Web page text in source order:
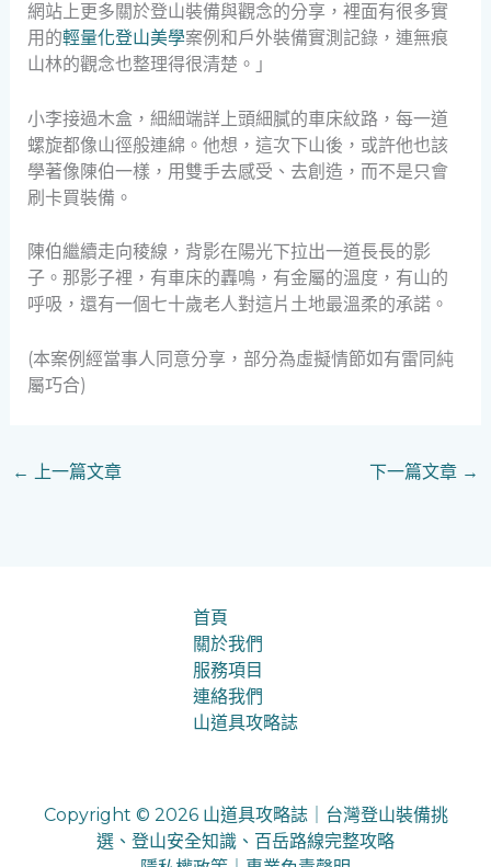
網站上更多關於登山裝備與觀念的分享，裡面有很多實
用的輕量化登山美學案例和戶外裝備實測記錄，連無痕
山林的觀念也整理得很清楚。」
小李接過木盒，細細端詳上頭細膩的車床紋路，每一道
螺旋都像山徑般連綿。他想，這次下山後，或許他也該
學著像陳伯一樣，用雙手去感受、去創造，而不是只會
刷卡買裝備。
陳伯繼續走向稜線，背影在陽光下拉出一道長長的影
子。那影子裡，有車床的轟鳴，有金屬的溫度，有山的
呼吸，還有一個七十歲老人對這片土地最溫柔的承諾。
(本案例經當事人同意分享，部分為虛擬情節如有雷同純
屬巧合)
← 上一篇文章 下一篇文章 →
首頁
關於我們
服務項目
連絡我們
山道具攻略誌
Copyright © 2026 山道具攻略誌｜台灣登山裝備挑
選、登山安全知識、百岳路線完整攻略